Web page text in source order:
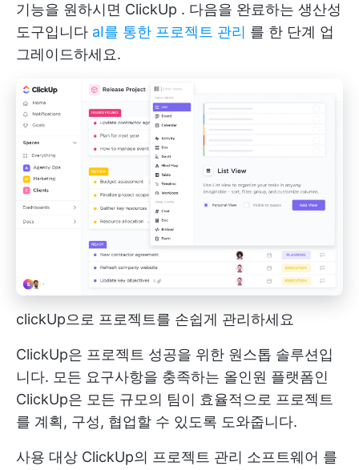
기능을 원하시면 ClickUp . 다음을 완료하는 생산성
도구입니다 aI를 통한 프로젝트 관리 를 한 단계 업
그레이드하세요.
clickUp으로 프로젝트를 손쉽게 관리하세요
ClickUp은 프로젝트 성공을 위한 원스톱 솔루션입
니다. 모든 요구사항을 충족하는 올인원 플랫폼인
ClickUp은 모든 규모의 팀이 효율적으로 프로젝트
를 계획, 구성, 협업할 수 있도록 도와줍니다.
사용 대상 ClickUp의 프로젝트 관리 소프트웨어 를